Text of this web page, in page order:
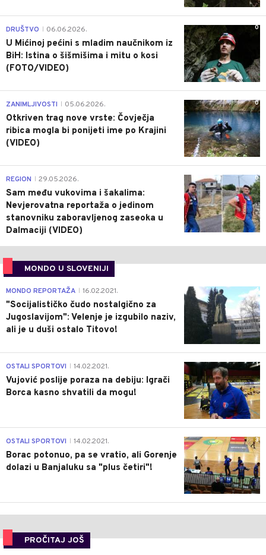
0
DRUŠTVO 06.06.2026.
U Mićinoj pećini s mladim naučnikom iz
BiH: Istina o šišmišima i mitu o kosi
(FOTO/VIDEO)
0
ZANIMLJIVOSTI 05.06.2026.
Otkriven trag nove vrste: Čovječja
ribica mogla bi ponijeti ime po Krajini
(VIDEO)
0
REGION 29.05.2026.
Sam među vukovima i šakalima:
Nevjerovatna reportaža o jedinom
stanovniku zaboravljenog zaseoka u
Dalmaciji (VIDEO)
MONDO U SLOVENIJI
4
MONDO REPORTAŽA 16.02.2021.
"Socijalističko čudo nostalgično za
Jugoslavijom": Velenje je izgubilo naziv,
ali je u duši ostalo Titovo!
1
OSTALI SPORTOVI 14.02.2021.
Vujović poslije poraza na debiju: Igrači
Borca kasno shvatili da mogu!
3
OSTALI SPORTOVI 14.02.2021.
Borac potonuo, pa se vratio, ali Gorenje
dolazi u Banjaluku sa "plus četiri"!
PROČITAJ JOŠ